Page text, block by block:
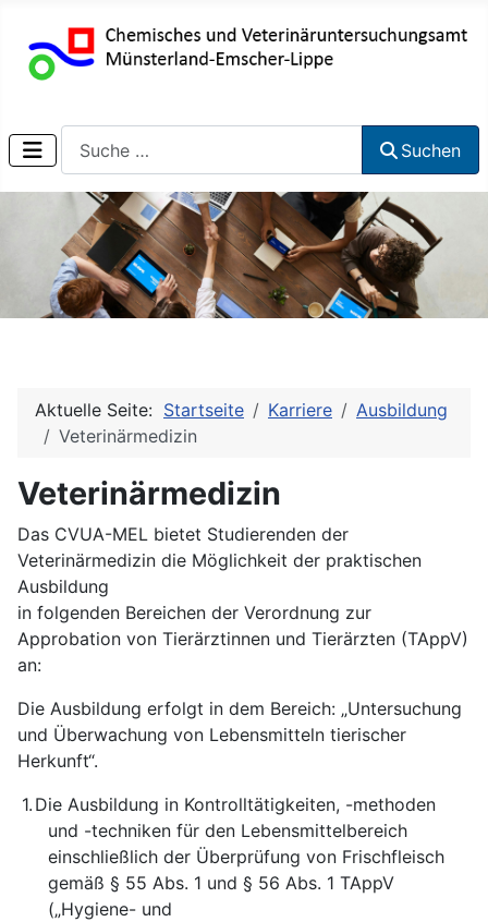
Suchen
Aktuelle Seite: Startseite Karriere
Ausbildung
Veterinärmedizin
Veterinärmedizin
Das CVUA-MEL bietet Studierenden der
Veterinärmedizin die Möglichkeit der praktischen
Ausbildung
in folgenden Bereichen der Verordnung zur
Approbation von Tierärztinnen und Tierärzten (TAppV)
an:
Die Ausbildung erfolgt in dem Bereich: „Untersuchung
und Überwachung von Lebensmitteln tierischer
Herkunft“.
1. Die Ausbildung in Kontrolltätigkeiten, -methoden
und -techniken für den Lebensmittelbereich
einschließlich der Überprüfung von Frischfleisch
gemäß § 55 Abs. 1 und § 56 Abs. 1 TAppV
(„Hygiene- und